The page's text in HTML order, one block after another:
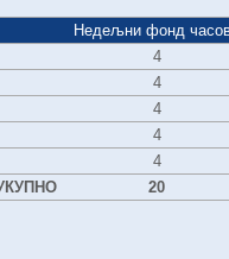
Недељни фонд
4
4
4
4
4
20